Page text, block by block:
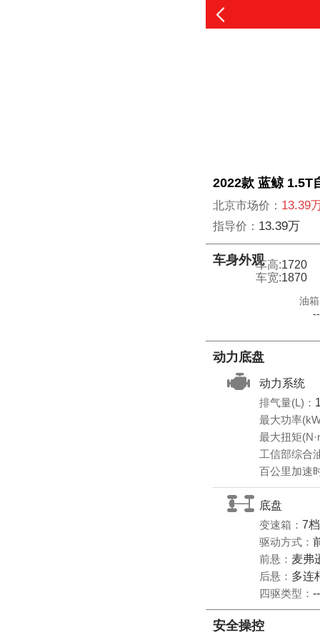
2022款 蓝鲸 1.5T
北京市场价： 13.39
指导价： 13.39万
车身外观
车宽:1870
车高:1720
油
动力底盘
动力系统
排气量(L)：
最大功率
最大扭矩
工信部综合
百公里加速
底盘
变速箱： 7
驱动方式：
前悬： 麦弗
后悬： 多连
四驱类型： --
安全操控